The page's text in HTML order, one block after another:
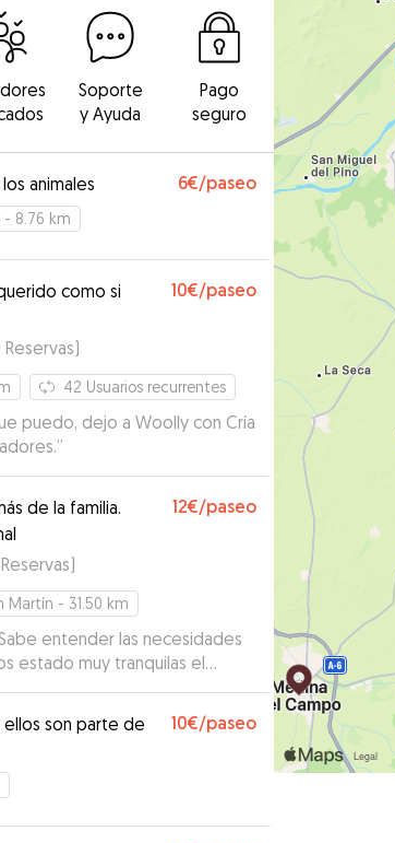
Soporte
y Ayuda
Pago
seguro
animales 6€/paseo
- 8.76 km
como si
10€/paseo
Reservas)
42 Usuarios recurrentes
puedo, dejo a Woolly con Cría
”
de la familia.
12€/paseo
Reservas)
Martín - 31.50 km
entender las necesidades
estado muy tranquilas el
han estado con él ya que
Los perros han vuelto
”
ellos son parte de
10€/paseo